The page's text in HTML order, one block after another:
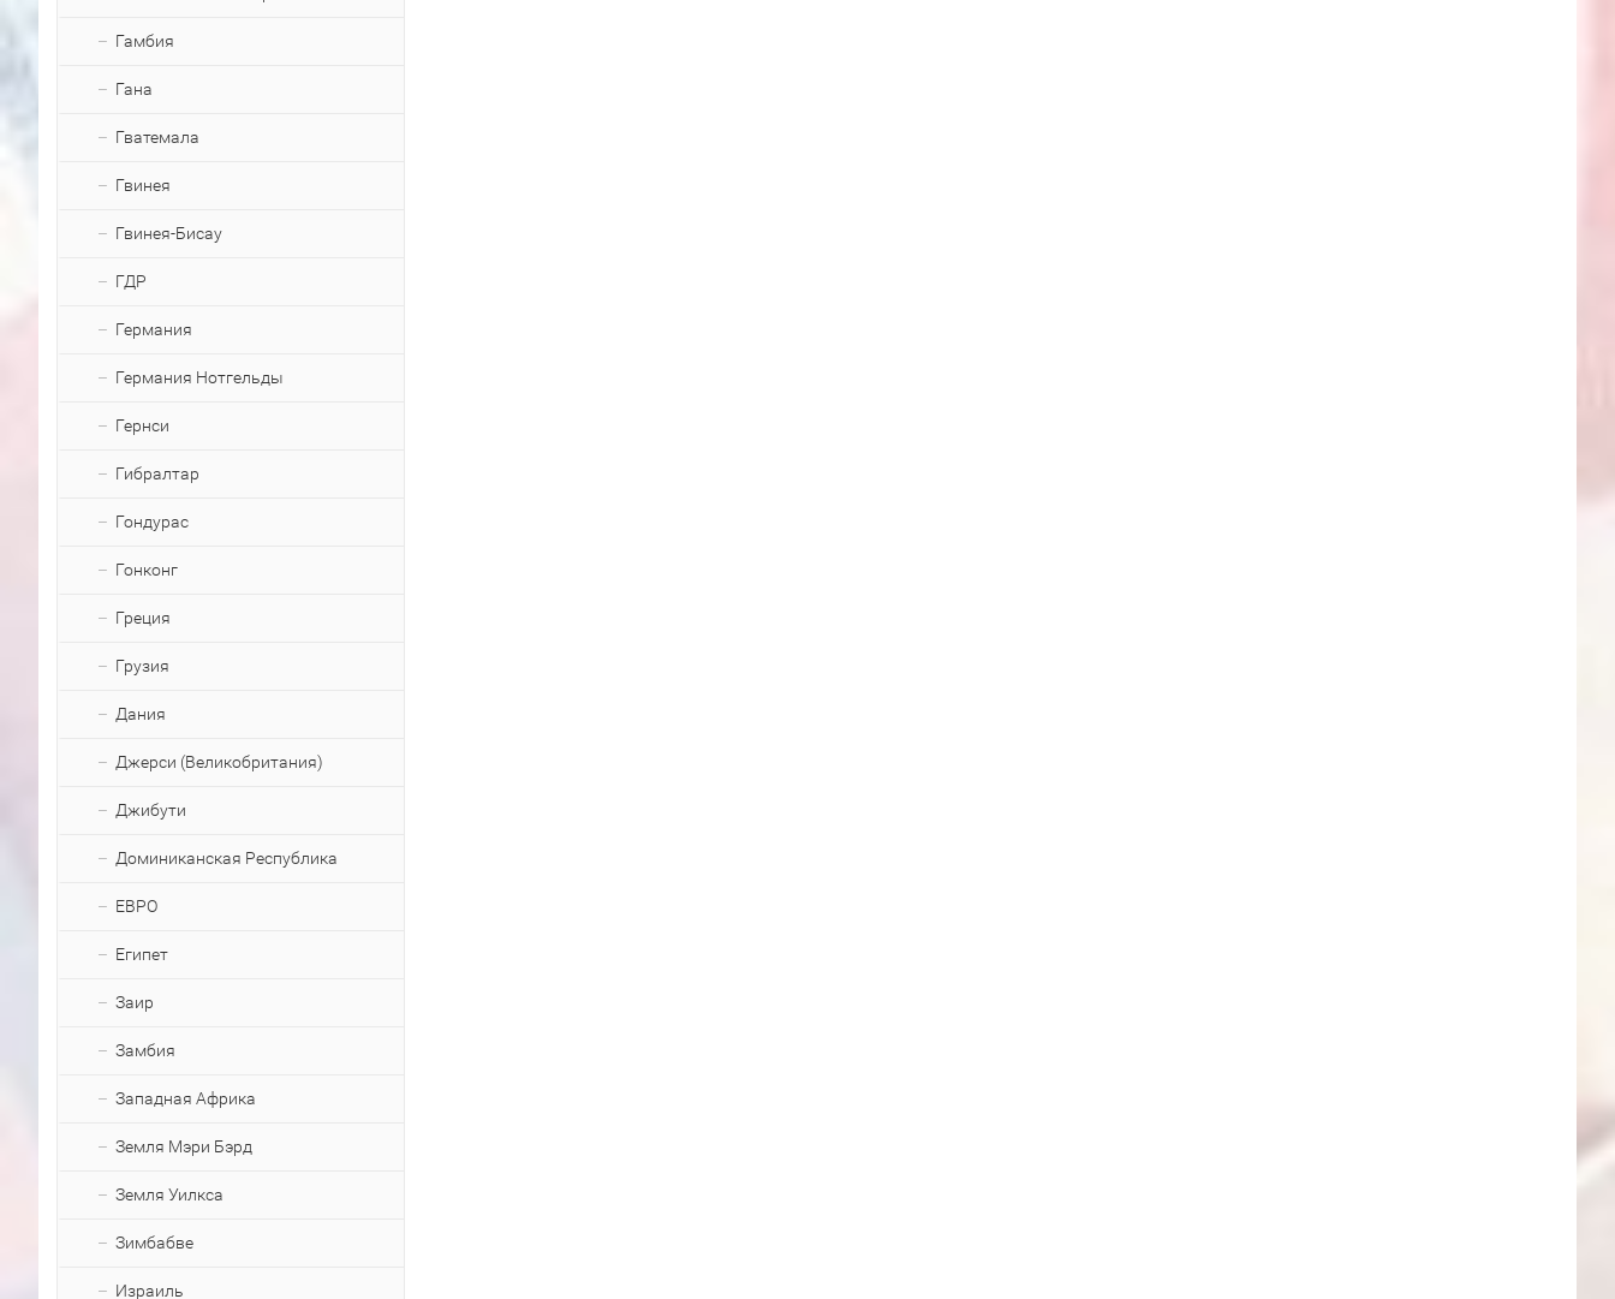
Гамбия
Гана
Гватемала
Гвинея
Гвинея-Бисау
ГДР
Германия
Германия Нотгельды
Гернси
Гибралтар
Гондурас
Гонконг
Греция
Грузия
Дания
Джерси (Великобритания)
Джибути
Доминиканская Республика
ЕВРО
Египет
Заир
Замбия
Западная Африка
Земля Мэри Бэрд
Земля Уилкса
Зимбабве
Израиль